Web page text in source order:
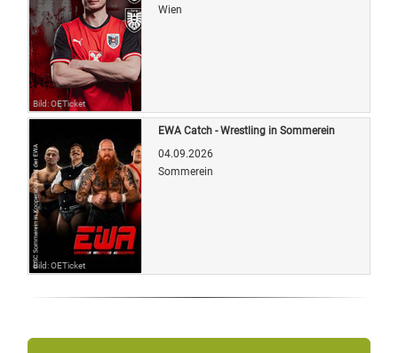
Bild: OETicket
Wien
Bild: OETicket
EWA Catch - Wrestling in Sommerein
04.09.2026
Sommerein